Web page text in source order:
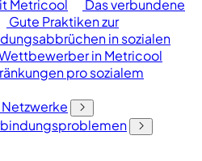
Metricool
Das verbundene
Gute Praktiken zur
in sozialen
in Metricool
pro sozialem